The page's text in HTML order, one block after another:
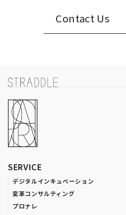
Contact Us
SERVICE
デジタルインキュベーション
変革コンサルティング
プロナレ